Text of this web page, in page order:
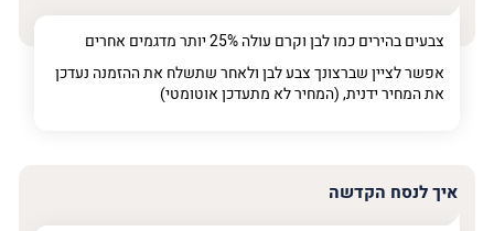
צבעים בהירים כמו לבן וקרם עולה 25% יותר מדגמים אחרים
אפשר לציין שברצונך צבע לבן ולאחר שתשלח את ההזמנה נעדכן
את המחיר ידנית, (המחיר לא מתעדכן אוטומטי)
איך לנסח הקדשה